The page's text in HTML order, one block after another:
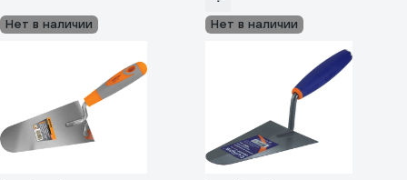
Нет в наличии Нет в наличии